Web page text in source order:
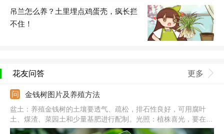
吊兰怎么养？土里埋点鸡蛋壳，疯长拦
不住！
花友问答 更多
金钱树图片及养殖方法
盆土：养殖金钱树的土壤要透气、疏松，排石性良好，可用腐叶
土、煤渣、菜园土和少量基肥进行配制。光照：植株喜光，要在光
线良好处养，夏季要遮挡一半的光照，保证散光为宜，避免长期在